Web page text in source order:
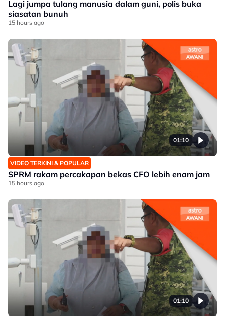
Lagi jumpa tulang manusia dalam guni, polis buka
siasatan bunuh
15 hours ago
01:10
VIDEO TERKINI & POPULAR
SPRM rakam percakapan bekas CFO lebih enam jam
15 hours ago
01:10